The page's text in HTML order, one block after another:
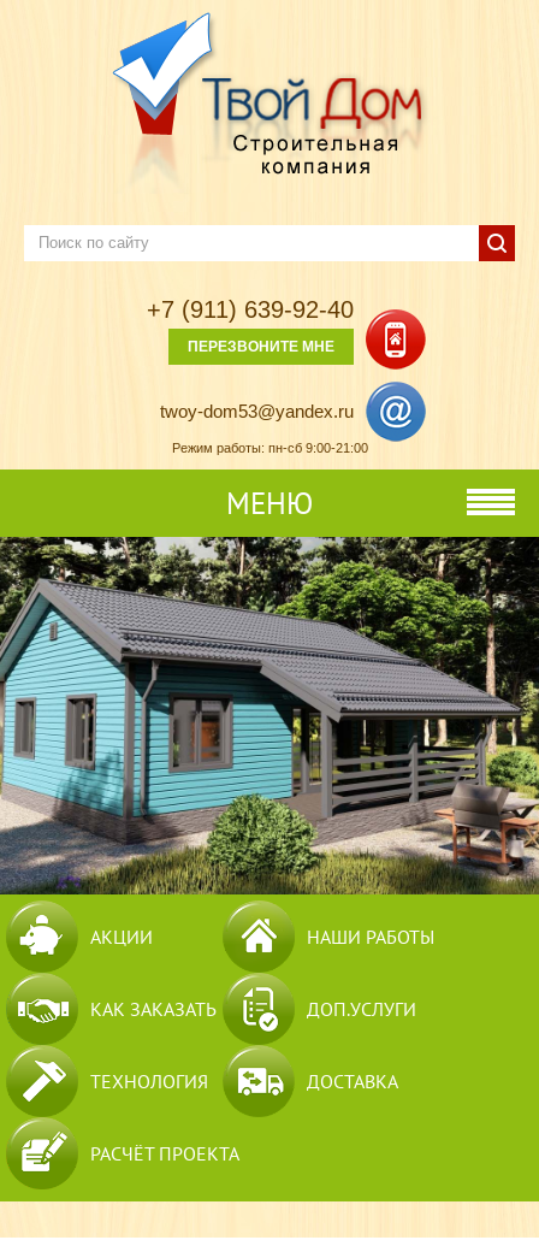
+7 (911) 639-92-40
ПЕРЕЗВОНИТЕ МНЕ
twoy-dom53@yandex.ru
Режим работы: пн-сб 9:00-21:00
МЕНЮ
АКЦИИ НАШИ РАБОТЫ
КАК ЗАКАЗАТЬ ДОП.УСЛУГИ
ТЕХНОЛОГИЯ ДОСТАВКА
РАСЧЁТ ПРОЕКТА